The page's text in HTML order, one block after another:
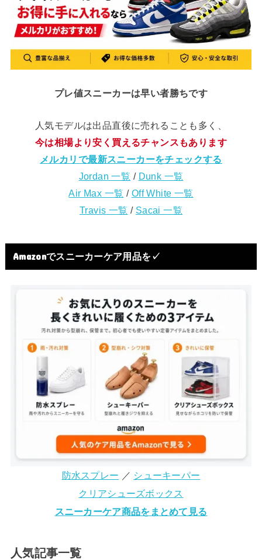
プレ値スニーカーは早い者勝ちです
人気モデルは出品直後に売れることも多く、
今は相場より安く買えるチャンスもあります
メルカリで最新スニーカーをチェックする
Jordan 一覧 / Dunk 一覧
Air Max 一覧 / Off White 一覧
Travis 一覧 / Sacai 一覧
Amazonでスニーカーケア用品を✓
防水スプレー ／ シューキーパー
クリアシューズボックス
スニーカーケア商品をまとめて見る
人気記事一覧